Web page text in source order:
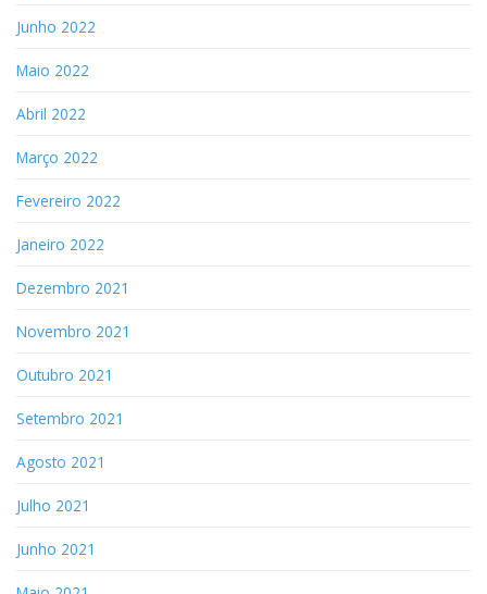
Junho 2022
Maio 2022
Abril 2022
Março 2022
Fevereiro 2022
Janeiro 2022
Dezembro 2021
Novembro 2021
Outubro 2021
Setembro 2021
Agosto 2021
Julho 2021
Junho 2021